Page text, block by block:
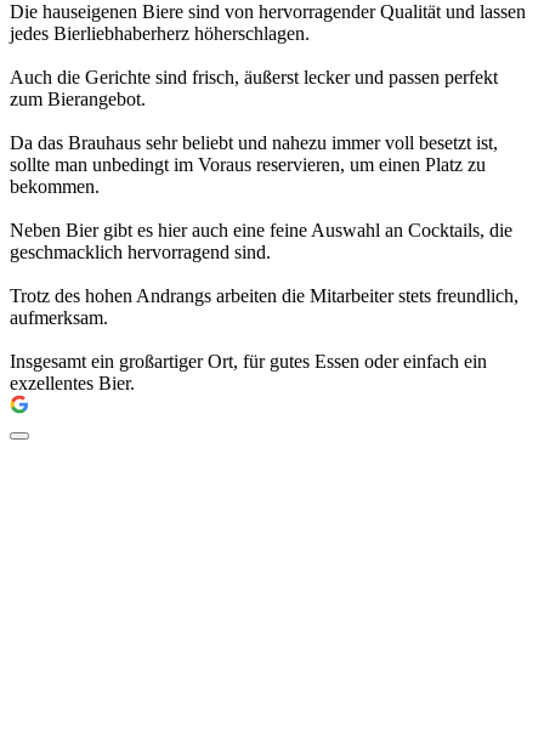
Die hauseigenen Biere sind von hervorragender Qualität und lassen
jedes Bierliebhaberherz höherschlagen.
Auch die Gerichte sind frisch, äußerst lecker und passen perfekt
zum Bierangebot.
Da das Brauhaus sehr beliebt und nahezu immer voll besetzt ist,
sollte man unbedingt im Voraus reservieren, um einen Platz zu
bekommen.
Neben Bier gibt es hier auch eine feine Auswahl an Cocktails, die
geschmacklich hervorragend sind.
Trotz des hohen Andrangs arbeiten die Mitarbeiter stets freundlich,
aufmerksam.
Insgesamt ein großartiger Ort, für gutes Essen oder einfach ein
exzellentes Bier.